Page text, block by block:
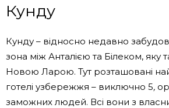
Кунду
Кунду – відносно недавно
зона між Анталією та Білеком, яку
Новою Ларою. Тут розташовані
готелі узбережжя – виключно 5,
заможних людей. Всі вони з